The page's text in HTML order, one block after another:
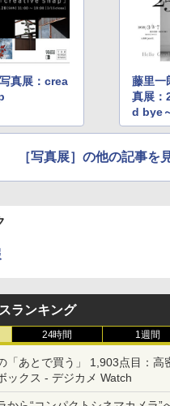
真展：crea
藤里一
真展
d bye
［写真展］の他の記事を
ランキング
24時間 1週間
「あとで買う」 1,903点目：高
ックス - デジカメ Watch